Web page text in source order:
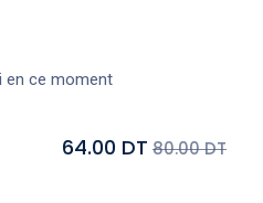
en ce moment
64.00 DT 80.00 DT